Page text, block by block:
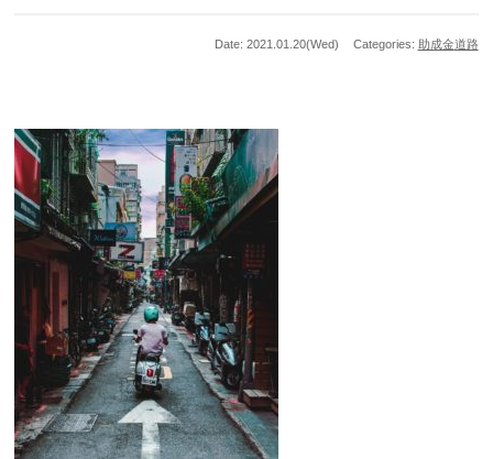
Date: 2021.01.20(Wed) Categories: 助成金道路